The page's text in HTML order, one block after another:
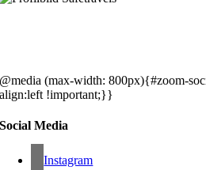
@media (max-width: 800px){#zoom-
align:left !important;}}
Social Media
Instagram